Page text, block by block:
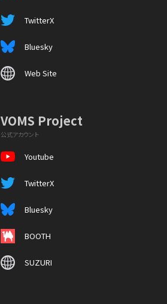
TwitterX
Bluesky
Web Site
VOMS Project
公式アカウント
Youtube
TwitterX
Bluesky
BOOTH
SUZURI